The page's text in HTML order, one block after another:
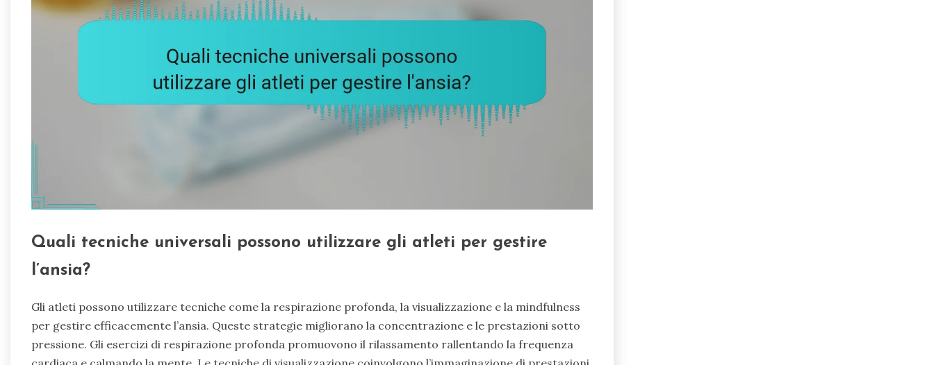
Quali tecniche universali possono utilizzare gli atleti per gestire
l’ansia?
Gli atleti possono utilizzare tecniche come la respirazione profonda, la visualizzazione e la mindfulness
per gestire efficacemente l’ansia. Queste strategie migliorano la concentrazione e le prestazioni sotto
pressione. Gli esercizi di respirazione profonda promuovono il rilassamento rallentando la frequenza